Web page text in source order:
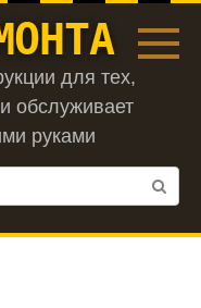
для тех,
обслуживает
руками